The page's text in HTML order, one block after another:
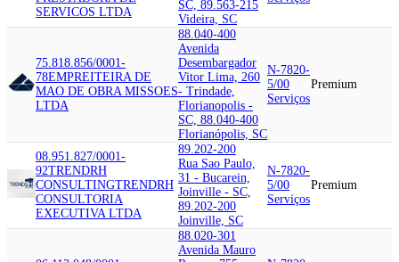
SERVICOS LTDA
SC, 89.563-215
Videira, SC
75.818.856/0001-
78EMPREITEIRA DE
MAO DE OBRA MISSOES
LTDA
88.040-400
Avenida
Desembargador
Vitor Lima, 260
- Trindade,
Florianopolis -
SC, 88.040-400
Florianópolis, SC
N-7820-
5/00
Serviços
Premium
08.951.827/0001-
92TRENDRH
CONSULTINGTRENDRH
CONSULTORIA
EXECUTIVA LTDA
89.202-200
Rua Sao Paulo,
31 - Bucarein,
Joinville - SC,
89.202-200
Joinville, SC
N-7820-
5/00
Serviços
Premium
88.020-301
Avenida Mauro